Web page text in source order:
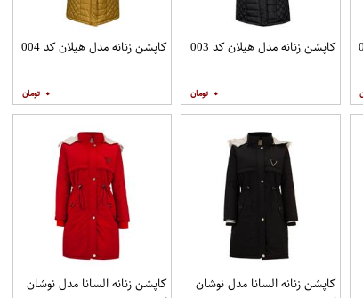
کاپشن زنانه مدل هیلان کد 003
۰
کاپشن زنانه مدل هیلان کد 004
۰
کاپشن زنانه السانا مدل نوشان
کاپشن زنانه السانا مدل نوشان